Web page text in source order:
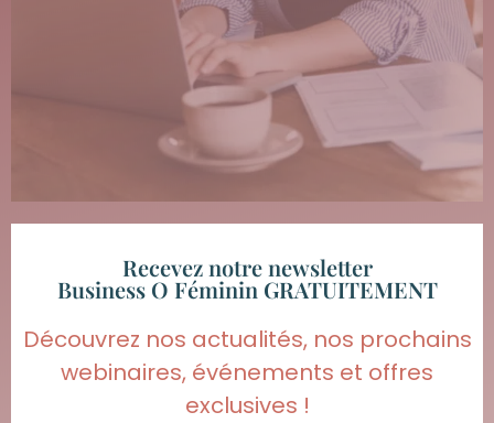
Recevez notre newsletter
Business O Féminin GRATUITEMENT
Découvrez nos actualités, nos prochains
webinaires, événements et offres
exclusives !